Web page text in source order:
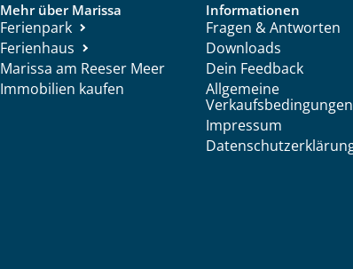
Mehr über Marissa
Ferienpark
Ferienhaus
Marissa am Reeser Meer
Immobilien kaufen
Informationen
Fragen & Antworten
Downloads
Dein Feedback
Allgemeine
Verkaufsbedingungen
Impressum